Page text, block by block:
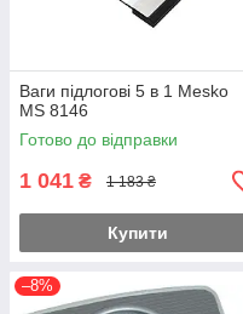
Ваги підлогові 5 в 1 Mesko
MS 8146
Готово до відправки
1 041 ₴ 1 183 ₴
Купити
–8%